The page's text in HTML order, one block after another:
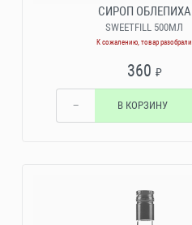
СИРОП ОБЛЕПИХА
SWEETFILL 500МЛ
К сожалению, товар разобрали
360 ₽
− В КОРЗИНУ